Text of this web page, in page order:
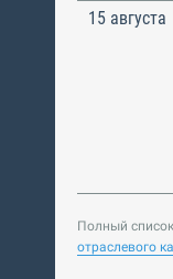
15 августа
Полный
отраслевого